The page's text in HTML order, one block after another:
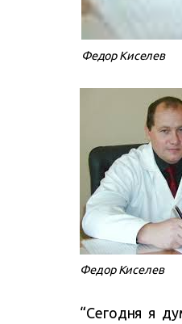
Федор Киселев
Федор Киселев
“Сегодня я